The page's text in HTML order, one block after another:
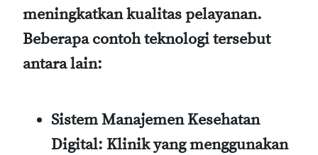
meningkatkan kualitas pelayanan.
Beberapa contoh teknologi tersebut
antara lain:
Sistem Manajemen Kesehatan
Digital: Klinik yang menggunakan